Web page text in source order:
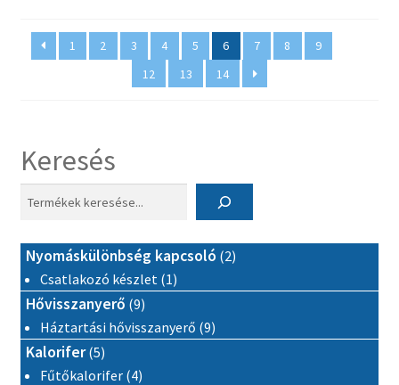
termékoldalon
választhatók
ki
1 2 3 4 5 6 7 8 9
12
13 14
Keresés
Nyomáskülönbség kapcsoló 22 termék
Csatlakozó készlet 11 termék
Hővisszanyerő 99 termék
Háztartási hővisszanyerő 99 termék
Kalorifer 55 termék
Fűtőkalorifer 44 termék